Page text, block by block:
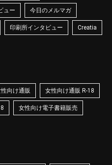
ュー 今日のメルマガ
印刷所インタビュー Creatia
向け通販 女性向け通販 R-18
女性向け電子書籍販売